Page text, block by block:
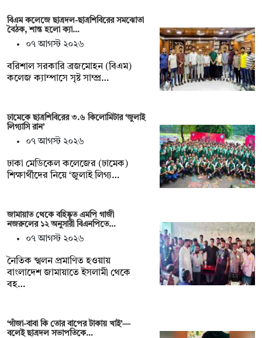
বিএম কলেজে ছাত্রদল-ছাত্রশিবিরের সমঝোতা
বৈঠক, শান্ত হলো ক্যা…
০৭ আগস্ট ২০২৬
বরিশাল সরকারি ব্রজমোহন (বিএম)
কলেজ ক্যাম্পাসে সৃষ্ট সাম্প্র…
ঢামেকে ছাত্রশিবিরের ৩.৬ কিলোমিটার ‘জুলাই
লিগ্যাসি রান’
০৭ আগস্ট ২০২৬
ঢাকা মেডিকেল কলেজের (ঢামেক)
শিক্ষার্থীদের নিয়ে ‘জুলাই লিগ্য…
জামায়াত থেকে বহিষ্কৃত এমপি গাজী
নজরুলের ১২ অনুসারী বিএনপিতে…
০৭ আগস্ট ২০২৬
নৈতিক স্খলন প্রমাণিত হওয়ায়
বাংলাদেশ জামায়াতে ইসলামী থেকে
বহ…
‘গাঁজা-বাবা কি তোর বাপের টাকায় খাই’—
বলেই ছাত্রদল সভাপতিকে…